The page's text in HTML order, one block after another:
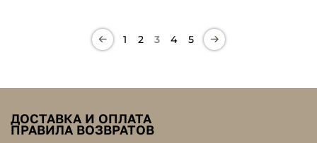
1 2 3 4 5
ДОСТАВКА И ОПЛАТА
ПРАВИЛА ВОЗВРАТОВ